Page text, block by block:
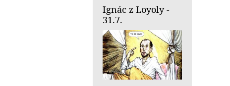
Ignác z Loyoly -
31.7.